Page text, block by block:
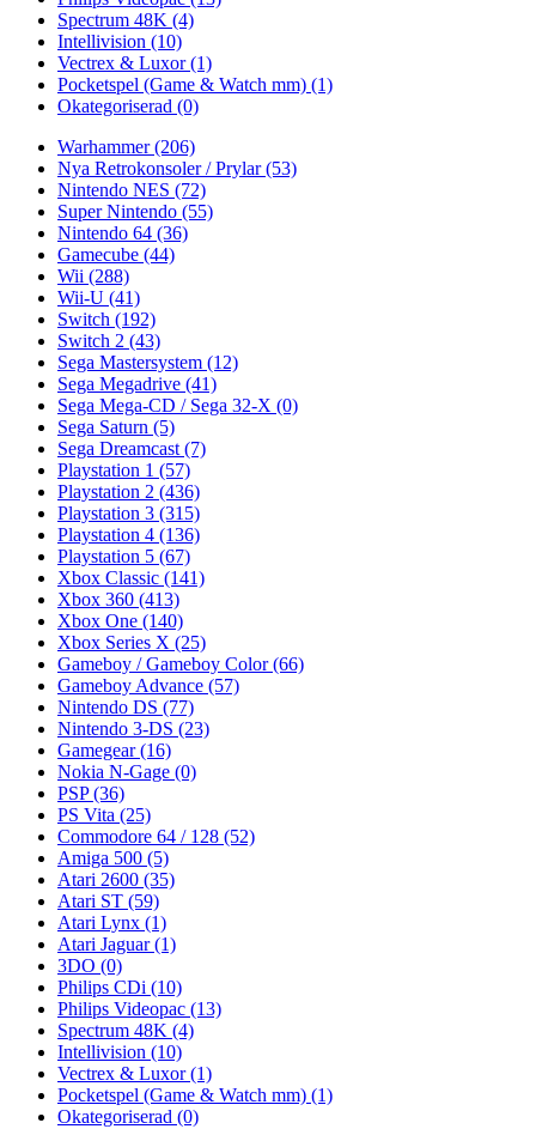
Spectrum 48K (4)
Intellivision (10)
Vectrex & Luxor(1)
Pocketspel (Game & Watch mm) (1)
Okategoriserad (0)
Warhammer(206)
Nya Retrokonsoler / Prylar(53)
Nintendo NES (72)
Super Nintendo (55)
Nintendo 64 (36)
Gamecube (44)
Wii (288)
Wii-U (41)
Switch (192)
Switch 2 (43)
Sega Mastersystem (12)
Sega Megadrive (41)
Sega Mega-CD / Sega 32-X (0)
Sega Saturn (5)
Sega Dreamcast (7)
Playstation 1 (57)
Playstation 2 (436)
Playstation 3 (315)
Playstation 4 (136)
Playstation 5 (67)
Xbox Classic (141)
Xbox 360 (413)
Xbox One (140)
Xbox Series X (25)
Gameboy / Gameboy Color(66)
Gameboy Advance (57)
Nintendo DS (77)
Nintendo 3-DS (23)
Gamegear(16)
Nokia N-Gage (0)
PSP(36)
PS Vita (25)
Commodore 64 / 128 (52)
Amiga 500 (5)
Atari 2600 (35)
Atari ST (59)
Atari Lynx (1)
Atari Jaguar(1)
3DO (0)
Philips CDi (10)
Philips Videopac (13)
Spectrum 48K (4)
Intellivision (10)
Vectrex & Luxor(1)
Pocketspel (Game & Watch mm) (1)
Okategoriserad (0)